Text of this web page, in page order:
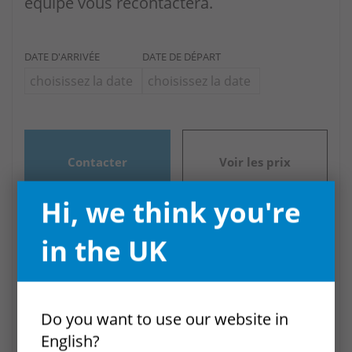
DATE D'ARRIVÉE DATE DE DÉPART
Contacter Voir les prix
Offre spéciale en VN102
30th September 2026!
Hi, we think you're
in the UK
Do you want to use our website in
English?